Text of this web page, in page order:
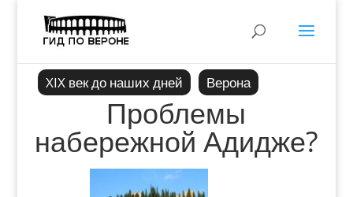
XIX век до наших дней Верона
Проблемы
набережной Адидже?